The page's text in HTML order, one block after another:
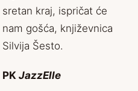
sretan kraj, ispričat će
nam gošća, književnica
Silvija Šesto.
PK JazzElle